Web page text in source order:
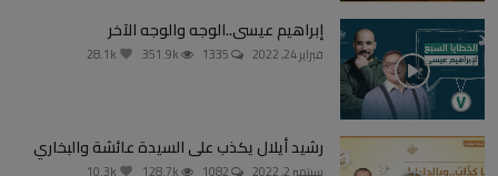
إبراهيم عيسى..الوجه والوجه الآخر
فبراير 24, 2022
رشيد أيلال يكذب على السيدة عائشة والبخاري
سبتمبر 2, 2022